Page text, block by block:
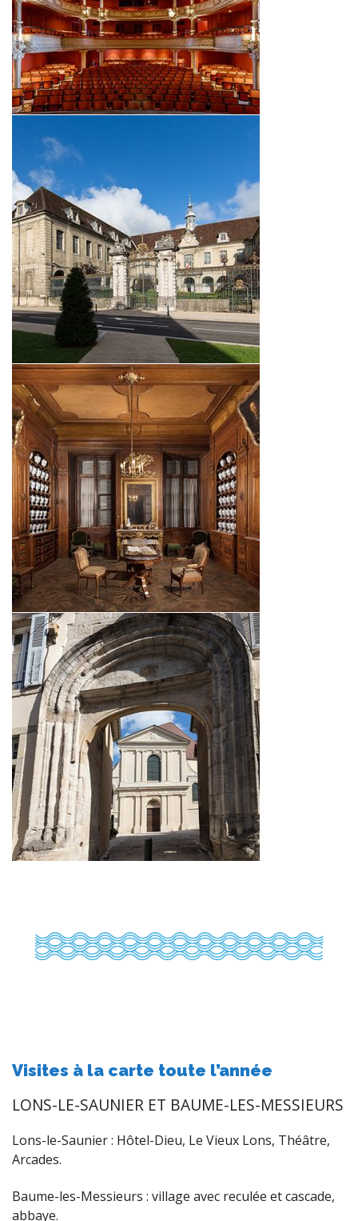
Visites à la carte toute l’année
LONS-LE-SAUNIER ET BAUME-LES-MESSIEURS
Lons-le-Saunier : Hôtel-Dieu, Le Vieux Lons, Théâtre,
Arcades.
Baume-les-Messieurs : village avec reculée et cascade,
abbaye.